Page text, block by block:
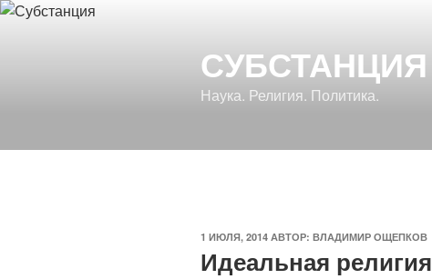
Перейти
СУБСТАНЦИЯ
Наука. Религия. Политика.
ОПУБЛИКОВАНО
1 ИЮЛЯ, 2014 АВТОР: ВЛАДИМИР ОЩЕПКОВ
Идеальная религия